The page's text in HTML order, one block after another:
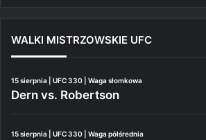
WALKI MISTRZOWSKIE UFC
15 sierpnia | UFC 330 | Waga słomkowa
Dern vs. Robertson
15 sierpnia | UFC 330 | Waga półśrednia